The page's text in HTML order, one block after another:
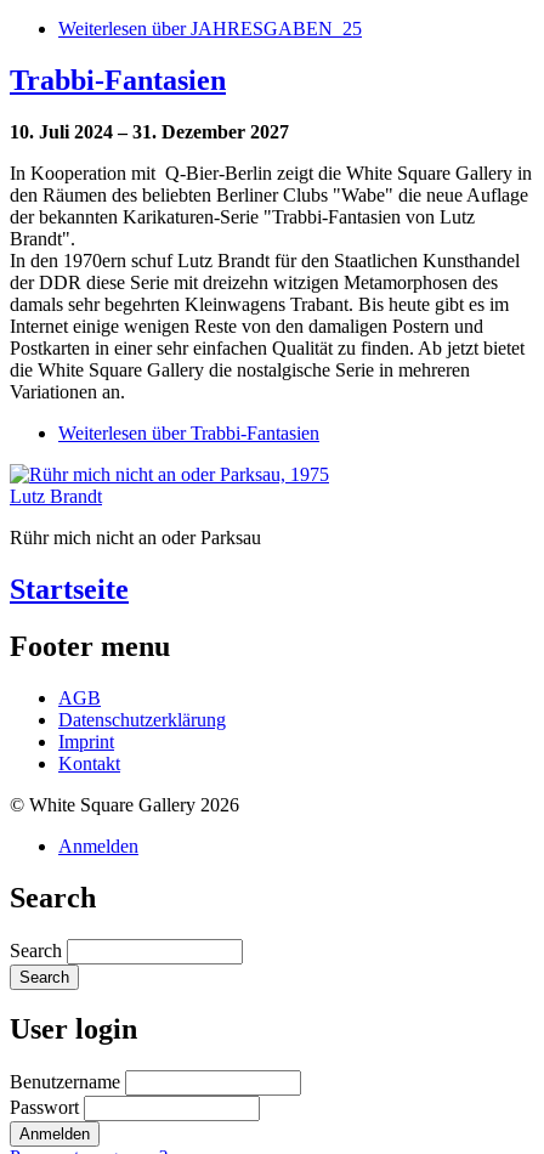
Weiterlesen über JAHRESGABEN_25
Trabbi-Fantasien
10. Juli 2024 – 31. Dezember 2027
In Kooperation mit Q-Bier-Berlin zeigt die White Square Gallery in
den Räumen des beliebten Berliner Clubs "Wabe" die neue Auflage
der bekannten Karikaturen-Serie "Trabbi-Fantasien von Lutz
Brandt".
In den 1970ern schuf Lutz Brandt für den Staatlichen Kunsthandel
der DDR diese Serie mit dreizehn witzigen Metamorphosen des
damals sehr begehrten Kleinwagens Trabant. Bis heute gibt es im
Internet einige wenigen Reste von den damaligen Postern und
Postkarten in einer sehr einfachen Qualität zu finden. Ab jetzt bietet
die White Square Gallery die nostalgische Serie in mehreren
Variationen an.
Weiterlesen über Trabbi-Fantasien
Lutz Brandt
Rühr mich nicht an oder Parksau
Startseite
Footer menu
AGB
Datenschutzerklärung
Imprint
Kontakt
© White Square Gallery 2026
Anmelden
Search
Search
User login
Benutzername
Passwort